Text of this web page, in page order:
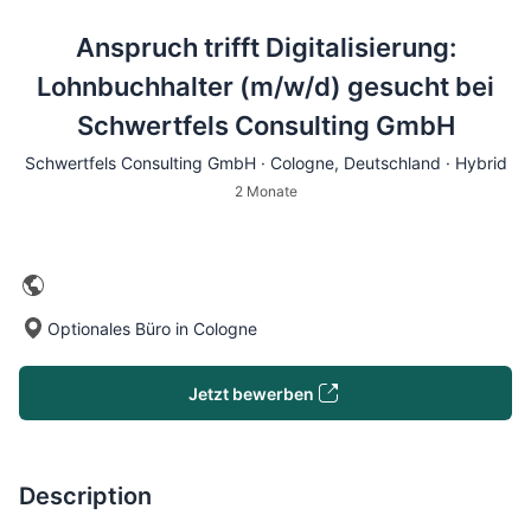
Anspruch trifft Digitalisierung:
Lohnbuchhalter (m/w/d) gesucht bei
Schwertfels Consulting GmbH
Schwertfels Consulting GmbH · Cologne, Deutschland · Hybrid
2 Monate
Optionales Büro in Cologne
Jetzt bewerben
Description